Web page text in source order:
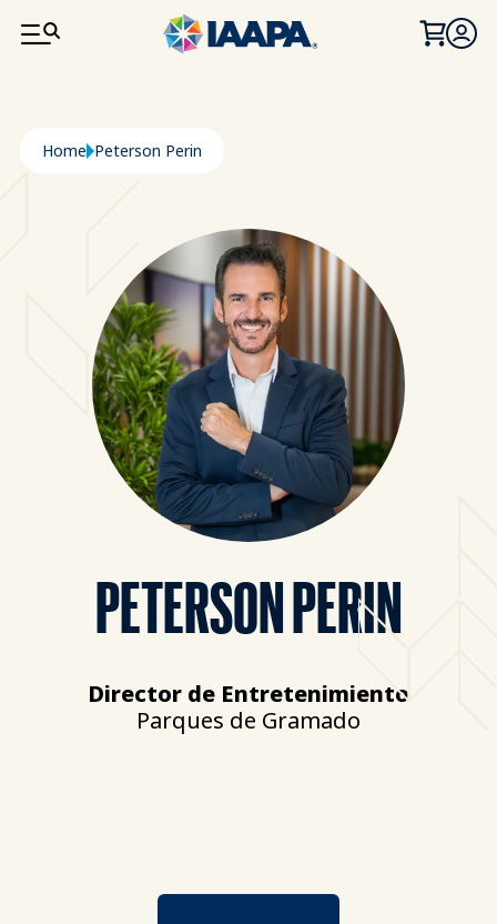
PASAR AL CONTENIDO PRINCIPAL
Ruta de navegación
Home Peterson Perin
PETERSON PERIN
Director de Entretenimiento
Parques de Gramado